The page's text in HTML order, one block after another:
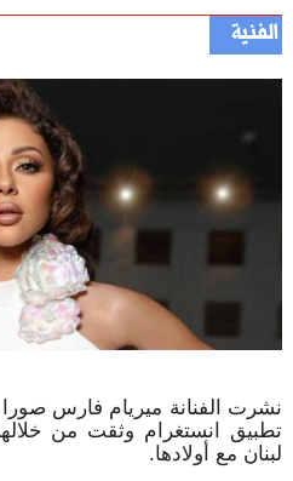
الفنية
نشرت الفنانة ميريام فارس
تطبيق انستغرام وثقت من
لبنان مع أولادها.